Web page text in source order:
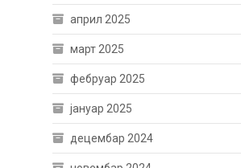
април 2025
март 2025
фебруар 2025
јануар 2025
децембар 2024